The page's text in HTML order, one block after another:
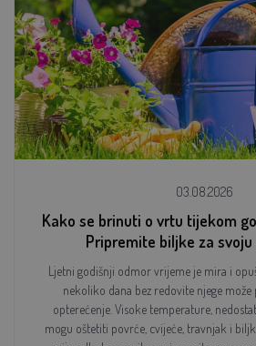
03.08.2026
Kako se brinuti o vrtu tijekom
Pripremite biljke za
Ljetni godišnji odmor vrijeme je mira i
nekoliko dana bez redovite njege
opterećenje. Visoke temperature,
mogu oštetiti povrće, cvijeće, travnjak i